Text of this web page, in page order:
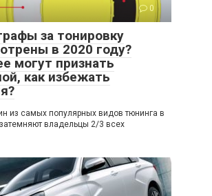
0
за тонировку
в 2020 году?
могут признать
как избежать
из самых популярных видов тюнинга в
владельцы 2/3 всех